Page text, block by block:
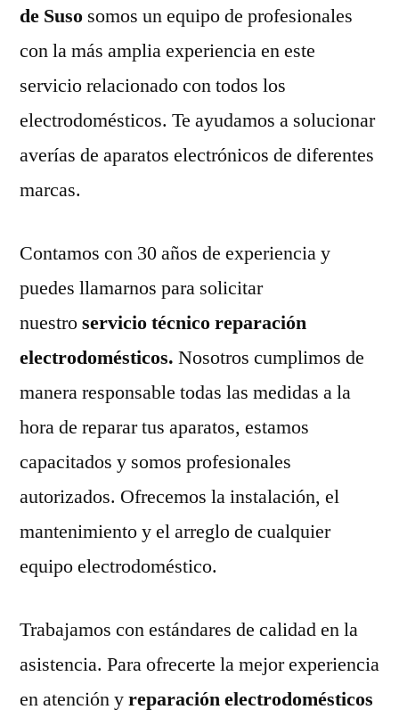
de Suso somos un equipo de profesionales
con la más amplia experiencia en este
servicio relacionado con todos los
electrodomésticos. Te ayudamos a solucionar
averías de aparatos electrónicos de diferentes
marcas.
Contamos con 30 años de experiencia y
puedes llamarnos para solicitar
nuestroservicio técnico reparación
electrodomésticos. Nosotros cumplimos de
manera responsable todas las medidas a la
hora de reparar tus aparatos, estamos
capacitados y somos profesionales
autorizados. Ofrecemos la instalación, el
mantenimiento y el arreglo de cualquier
equipo electrodoméstico.
Trabajamos con estándares de calidad en la
asistencia. Para ofrecerte la mejor experiencia
en atención yreparación electrodomésticos